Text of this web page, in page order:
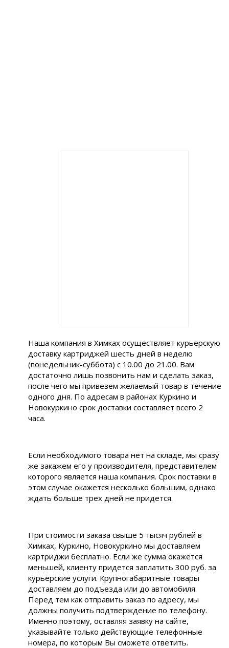
Наша компания в Химках осуществляет курьерскую
доставку картриджей шесть дней в неделю
(понедельник-суббота) с 10.00 до 21.00. Вам
достаточно лишь позвонить нам и сделать заказ,
после чего мы привезем желаемый товар в течение
одного дня. По адресам в районах Куркино и
Новокуркино срок доставки составляет всего 2
часа.
Если необходимого товара нет на складе, мы сразу
же закажем его у производителя, представителем
которого является наша компания. Срок поставки в
этом случае окажется несколько большим, однако
ждать больше трех дней не придется.
При стоимости заказа свыше 5 тысяч рублей в
Химках, Куркино, Новокуркино мы доставляем
картриджи бесплатно. Если же сумма окажется
меньшей, клиенту придется заплатить 300 руб. за
курьерские услуги. Крупногабаритные товары
доставляем до подъезда или до автомобиля.
Перед тем как отправить заказ по адресу, мы
должны получить подтверждение по телефону.
Именно поэтому, оставляя заявку на сайте,
указывайте только действующие телефонные
номера, по которым Вы сможете ответить.